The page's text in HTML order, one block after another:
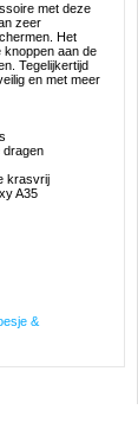
met deze
zeer
Het
knoppen aan de
Tegelijkertijd
en met meer
dragen
krasvrij
A35
&